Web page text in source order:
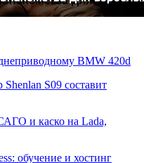
BMW 420d
S09 составит
и каско на Lada,